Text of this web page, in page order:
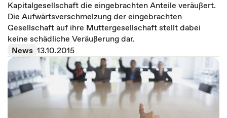
Kapitalgesellschaft die eingebrachten Anteile veräußert.
Die Aufwärtsverschmelzung der eingebrachten
Gesellschaft auf ihre Muttergesellschaft stellt dabei
keine schädliche Veräußerung dar.
News 13.10.2015